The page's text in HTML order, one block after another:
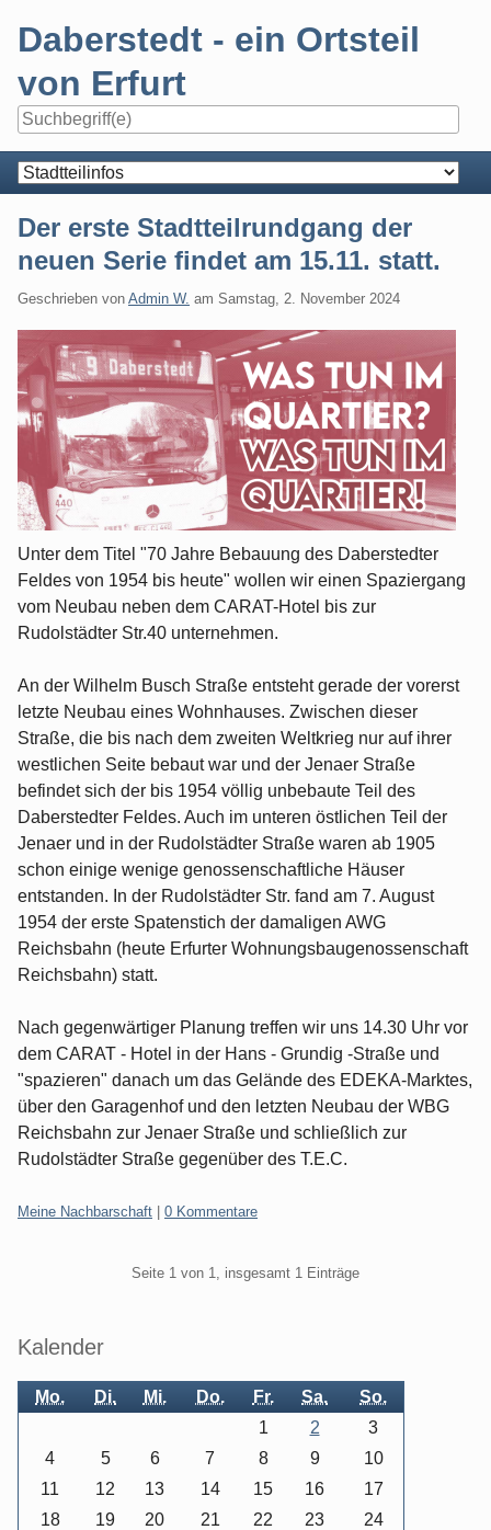
Daberstedt - ein Ortsteil
von Erfurt
Navigation
Der erste Stadtteilrundgang der
neuen Serie findet am 15.11. statt.
Geschrieben von Admin W. am Samstag, 2. November 2024
Unter dem Titel "70 Jahre Bebauung des Daberstedter
Feldes von 1954 bis heute" wollen wir einen Spaziergang
vom Neubau neben dem CARAT-Hotel bis zur
Rudolstädter Str.40 unternehmen.
An der Wilhelm Busch Straße entsteht gerade der vorerst
letzte Neubau eines Wohnhauses. Zwischen dieser
Straße, die bis nach dem zweiten Weltkrieg nur auf ihrer
westlichen Seite bebaut war und der Jenaer Straße
befindet sich der bis 1954 völlig unbebaute Teil des
Daberstedter Feldes. Auch im unteren östlichen Teil der
Jenaer und in der Rudolstädter Straße waren ab 1905
schon einige wenige genossenschaftliche Häuser
entstanden. In der Rudolstädter Str. fand am 7. August
1954 der erste Spatenstich der damaligen AWG
Reichsbahn (heute Erfurter Wohnungsbaugenossenschaft
Reichsbahn) statt.
Nach gegenwärtiger Planung treffen wir uns 14.30 Uhr vor
dem CARAT - Hotel in der Hans - Grundig -Straße und
"spazieren" danach um das Gelände des EDEKA-Marktes,
über den Garagenhof und den letzten Neubau der WBG
Reichsbahn zur Jenaer Straße und schließlich zur
Rudolstädter Straße gegenüber des T.E.C.
Kategorien:
Meine Nachbarschaft 0 Kommentare
Seite 1 von 1, insgesamt 1 Einträge
Seitenleiste
Kalender
Mo. Di. Mi. Do. Fr. Sa. So.
1 2
3
4
5 6 7 8 9
10
11
12 13 14 15 16
17
18
19 20 21 22 23
24